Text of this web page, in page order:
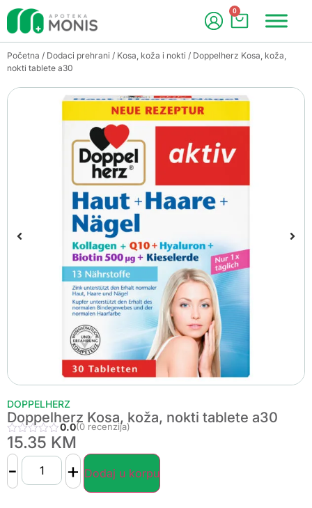
0
Početna / Dodaci prehrani / Kosa, koža i nokti / Doppelherz Kosa, koža,
nokti tablete a30
DOPPELHERZ
Doppelherz Kosa, koža, nokti tablete a30
0.0(0 recenzija)
15.35 KM
- + Dodaj u korpu